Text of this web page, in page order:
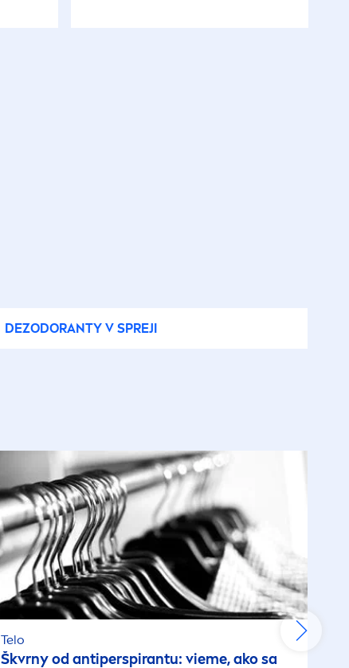
DEZODORANTY V SPREJI
Telo
Škvrny od antiperspirantu: vieme, ako sa